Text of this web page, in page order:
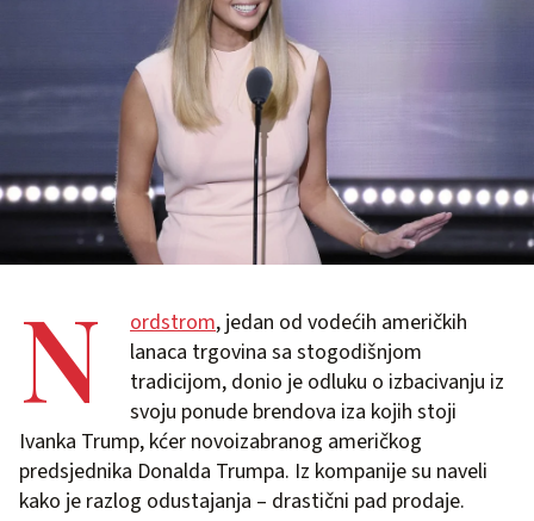
N ordstrom, jedan od vodećih američkih
lanaca trgovina sa stogodišnjom
tradicijom, donio je odluku o izbacivanju iz
svoju ponude brendova iza kojih stoji
Ivanka Trump, kćer novoizabranog američkog
predsjednika Donalda Trumpa. Iz kompanije su naveli
kako je razlog odustajanja – drastični pad prodaje.